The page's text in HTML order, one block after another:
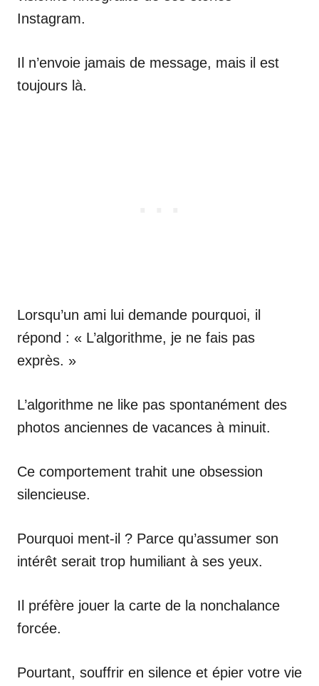
Instagram.
Il n’envoie jamais de message, mais il est
toujours là.
Lorsqu’un ami lui demande pourquoi, il
répond : « L’algorithme, je ne fais pas
exprès. »
L’algorithme ne like pas spontanément des
photos anciennes de vacances à minuit.
Ce comportement trahit une obsession
silencieuse.
Pourquoi ment-il ? Parce qu’assumer son
intérêt serait trop humiliant à ses yeux.
Il préfère jouer la carte de la nonchalance
forcée.
Pourtant, souffrir en silence et épier votre vie